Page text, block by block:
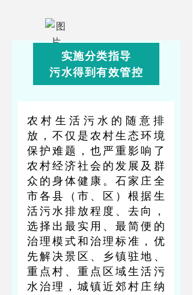
实施分类指导
污水得到有效管控
农村生活污水的随意排
放，不仅是农村生态环境
保护难题，也严重影响了
农村经济社会的发展及群
众的身体健康。石家庄全
市各县（市、区）根据生
活污水排放程度、去向，
选择出最实用、最简便的
治理模式和治理标准，优
先解决景区、乡镇驻地、
重点村、重点区域生活污
水治理，城镇近郊村庄纳